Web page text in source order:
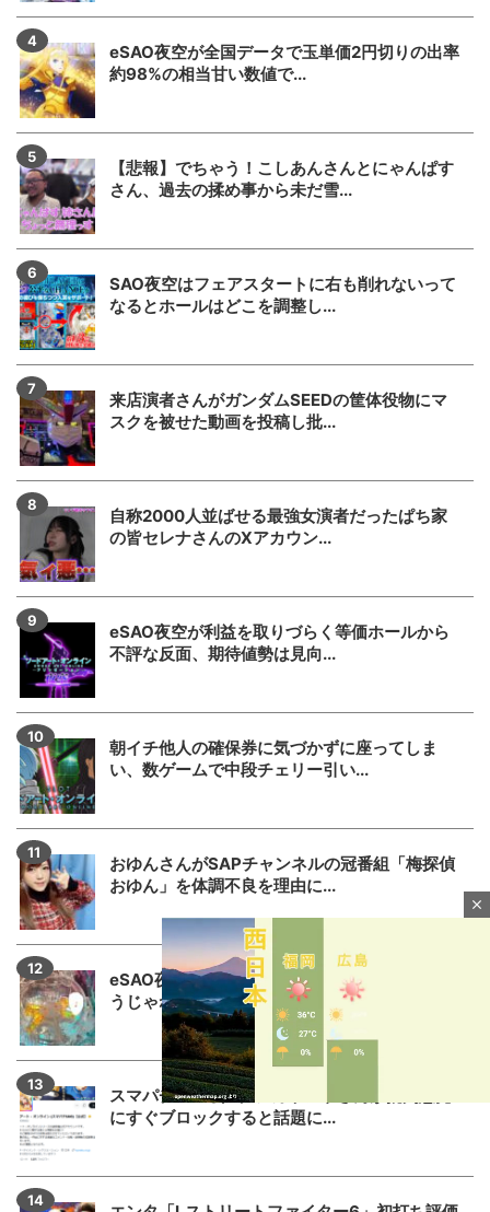
eSAO夜空が全国データで玉単価2円切りの出率
約98%の相当甘い数値で...
【悲報】でちゃう！こしあんさんとにゃんぱす
さん、過去の揉め事から未だ雪...
SAO夜空はフェアスタートに右も削れないって
なるとホールはどこを調整し...
来店演者さんがガンダムSEEDの筐体役物にマ
スクを被せた動画を投稿し批...
自称2000人並ばせる最強女演者だったぱち家
の皆セレナさんのXアカウン...
eSAO夜空が利益を取りづらく等価ホールから
不評な反面、期待値勢は見向...
朝イチ他人の確保券に気づかずに座ってしま
い、数ゲームで中段チェリー引い...
おゆんさんがSAPチャンネルの冠番組「梅探偵
おゆん」を体調不良を理由に...
eSAO夜空の回転体って狙い撃ちの攻略出来そ
うじゃね？→SAOアリス打...
スマパチSAO公式Xアカウントさんが批判意見
にすぐブロックすると話題に...
close
t